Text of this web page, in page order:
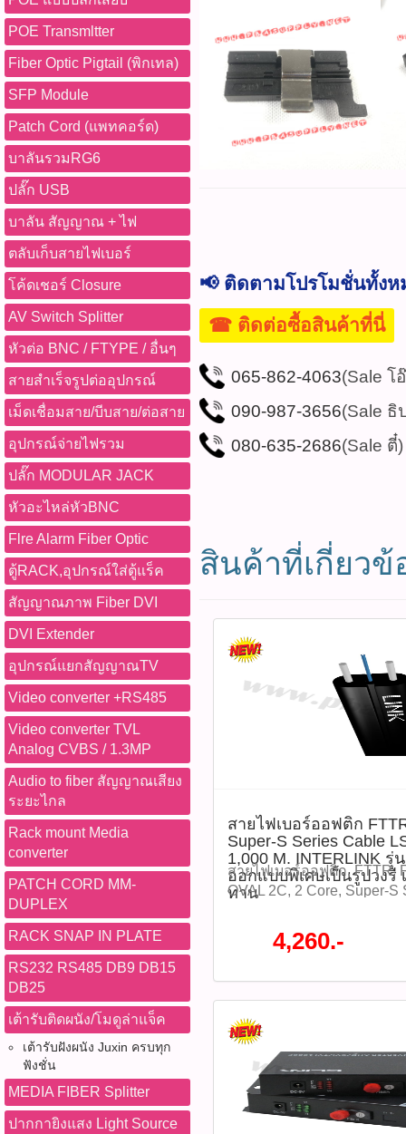
POE Transmltter
Fiber Optic Pigtail (พิกเทล)
SFP Module
Patch Cord (แพทคอร์ด)
บาลันรวมRG6
ปลั๊ก USB
บาลัน สัญญาณ + ไฟ
ตลับเก็บสายไฟเบอร์
โค้ดเชอร์ Closure
AV Switch Splitter
หัวต่อ BNC / FTYPE / อื่นๆ
สายสำเร็จรูปต่ออุปกรณ์
เม็ดเชื่อมสาย/บีบสาย/ต่อสาย
อุปกรณ์จ่ายไฟรวม
ปลั๊ก MODULAR JACK
หัวอะไหล่หัวBNC
Flre Alarm Fiber Optic
ตู้RACK,อุปกรณ์ใส่ตู้แร็ค
สัญญาณภาพ Fiber DVI
DVI Extender
อุปกรณ์แยกสัญญาณTV
Video converter +RS485
Video converter TVL
Analog CVBS / 1.3MP
Audio to fiber สัญญาณเสียง
ระยะไกล
Rack mount Media
converter
PATCH CORD MM-
DUPLEX
RACK SNAP IN PLATE
RS232 RS485 DB9 DB15
DB25
เต้ารับติดผนัง/โมดูล่าแจ็ค
เต้ารับฝังผนัง Juxin ครบทุก
ฟังชั่น
MEDIA FIBER Splitter
ปากกายิงแสง Light Source
📢 ติดตามโปรโมชั่นทั้ง
☎ ติดต่อซื้อสินค้าที่นี่
065-862-4063(Sale โ
090-987-3656(Sale ธิ
080-635-2686(Sale ตี๋)
สินค้าที่เกี่ยวข้
สายไฟเบอร์ออฟติก
Super-S Series Cable
1,000 M. INTERLINK รุ่
ออกแบบพิเศษเป็นรูปวงรี
ทาน
สายไฟเบอร์ออฟติก, FTTR,
OVAL 2C, 2 Core, Super-S
ไฟเบอร์ภายในอาคาร,
Mode, G657A2, สายไฟเบอ
เป็นรูปวงรี เพื่อลดแรงเสียด
เส้นลวดโลหะ 2 เส้น เพื่อร
ไม่ให้เส้นใยแก้วแตกหัก เส้
คุณภาพสูงจากอเมริกา ชนิด
ระบบ FTTx/FTTR โครงส
เบา โค้งงอได้ดีในพื้นที่แคบ
4,260.-